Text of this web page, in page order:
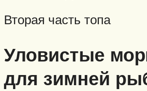
Вторая часть топа
Уловистые
для зимней